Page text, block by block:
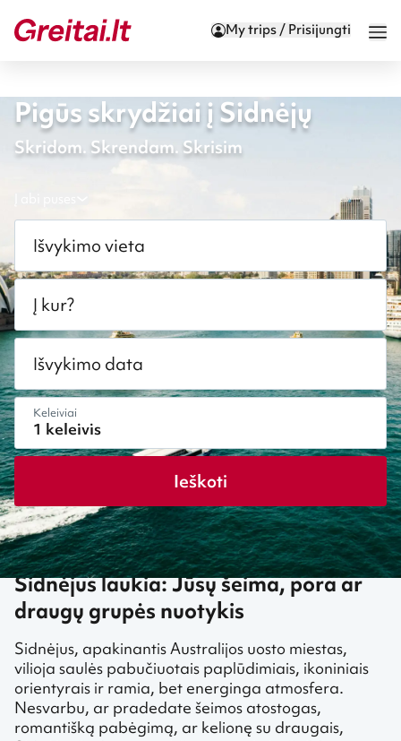
My trips / Prisijungti
Pigūs skrydžiai į Sidnėjų
Skridom. Skrendam. Skrisim
Išvykimo vieta
Į kur?
Išvykimo data
Keleiviai
Ieškoti
Sidnėjus laukia: Jūsų šeima, pora ar
draugų grupės nuotykis
Sidnėjus, apakinantis Australijos uosto miestas,
vilioja saulės pabučiuotais paplūdimiais, ikoniniais
orientyrais ir ramia, bet energinga atmosfera.
Nesvarbu, ar pradedate šeimos atostogas,
romantišką pabėgimą, ar kelionę su draugais,